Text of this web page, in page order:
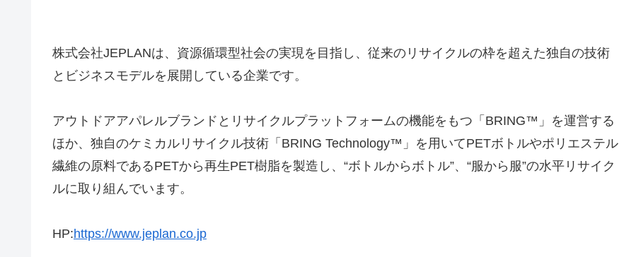
株式会社JEPLANは、資源循環型社会の実現を目指し、従来のリサイクルの枠を超えた独自の技術
とビジネスモデルを展開している企業です。
アウトドアアパレルブランドとリサイクルプラットフォームの機能をもつ「BRING™」を運営する
ほか、独自のケミカルリサイクル技術「BRING Technology™」を用いてPETボトルやポリエステル
繊維の原料であるPETから再生PET樹脂を製造し、“ボトルからボトル”、“服から服”の水平リサイク
ルに取り組んでいます。
HP:https://www.jeplan.co.jp